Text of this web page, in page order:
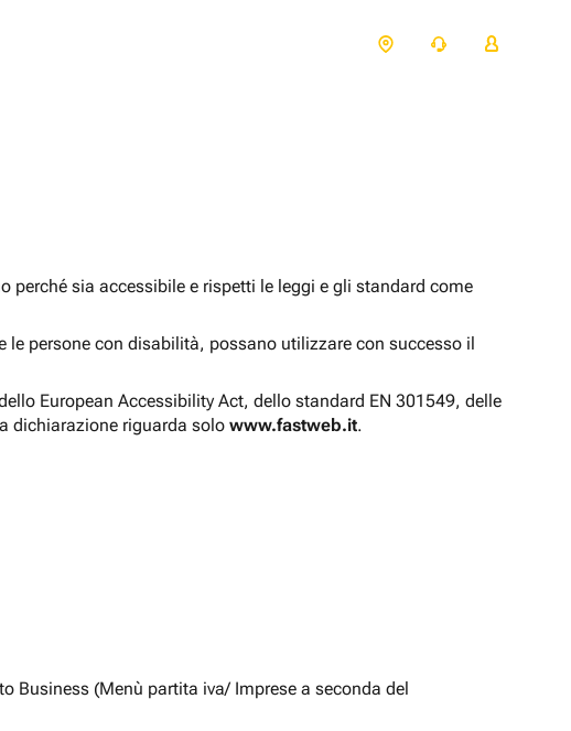
sia accessibile e rispetti le leggi e gli standard come
persone con disabilità, possano utilizzare con successo il
European Accessibility Act, dello standard EN 301549, delle
dichiarazione riguarda solo www.fastweb.it.
Business (Menù partita iva/ Imprese a seconda del